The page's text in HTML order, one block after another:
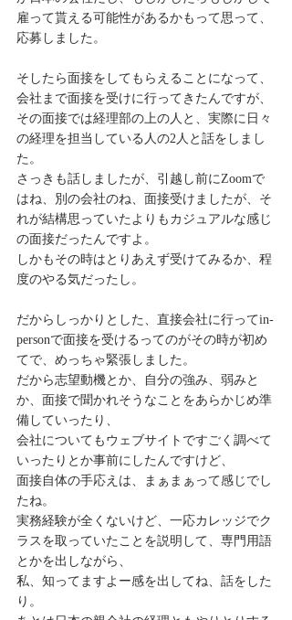
雇って貰える可能性があるかもって思って、
応募しました。
そしたら面接をしてもらえることになって、
会社まで面接を受けに行ってきたんですが、
その面接では経理部の上の人と、実際に日々
の経理を担当している人の2人と話をしまし
た。
さっきも話しましたが、引越し前にZoomで
はね、別の会社のね、面接受けましたが、そ
れが結構思っていたよりもカジュアルな感じ
の面接だったんですよ。
しかもその時はとりあえず受けてみるか、程
度のやる気だったし。
だからしっかりとした、直接会社に行ってin-
personで面接を受けるってのがその時が初め
てで、めっちゃ緊張しました。
だから志望動機とか、自分の強み、弱みと
か、面接で聞かれそうなことをあらかじめ準
備していったり、
会社についてもウェブサイトですごく調べて
いったりとか事前にしたんですけど、
面接自体の手応えは、まぁまぁって感じでし
たね。
実務経験が全くないけど、一応カレッジでク
ラスを取っていたことを説明して、専門用語
とかを出しながら、
私、知ってますよー感を出してね、話をした
り。